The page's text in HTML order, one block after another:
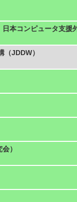
本コンピュータ支援
JDDW）
）